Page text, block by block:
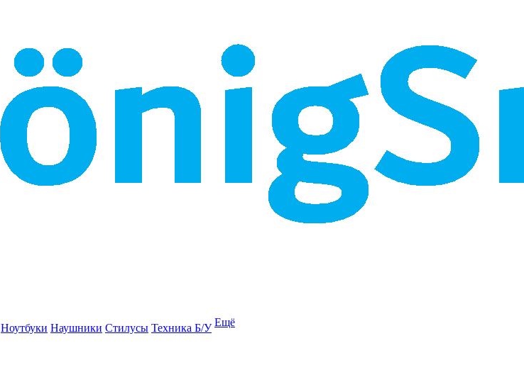
Ноутбуки Наушники Стилусы Техника Б/У Ещё